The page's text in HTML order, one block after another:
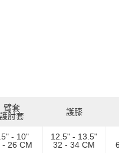
的支付方式。 讓您購物簡單
值。
結帳。
費
臂套
護肘套
護膝
- 10"
- 26 CM
12.5" - 13.5"
32 - 34 CM